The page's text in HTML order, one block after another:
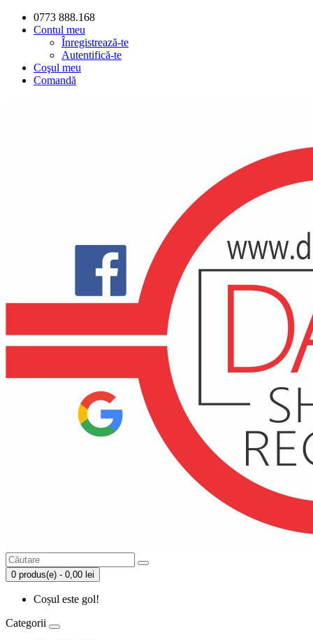
0773 888.168
Contul meu
Înregistrează-te
Autentifică-te
Coşul meu
Comandă
0 produs(e) - 0,00 lei
Coșul este gol!
Categorii